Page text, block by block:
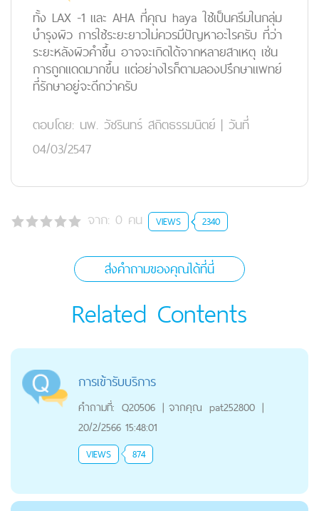
ทั้ง LAX -1 และ AHA ที่คุณ haya ใช้เป็นครีมในกลุ่ม
บำรุงผิว การใช้ระยะยาวไม่ควรมีปัญหาอะไรครับ ที่ว่า
ระยะหลังผิวคำขึ้น อาจจะเกิดได้จากหลายสาเหตุ เช่น
การถูกแดดมากขึ้น แต่อย่างไรก็ตามลองปรึกษาแพทย์
ที่รักษาอยู่จะดีกว่าครับ
ตอบโดย: นพ. วัชรินทร์ สถิตธรรมนิตย์ | วันที่
04/03/2547
จาก: 0 คน VIEWS 2340
ส่งคำถามของคุณได้ที่นี่
Related Contents
การเข้ารับบริการ
คำถามที่: Q20506 | จากคุณ pat252800 |
20/2/2566 15:48:01
VIEWS 874